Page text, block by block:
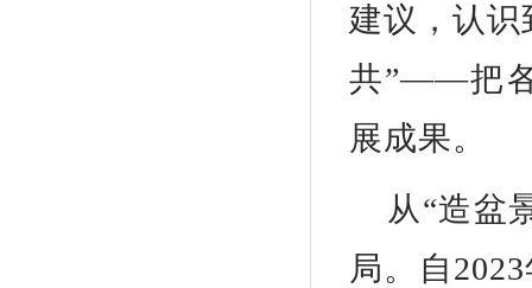
建议，认识
共”——把
展成果。
从“造盆
局。自